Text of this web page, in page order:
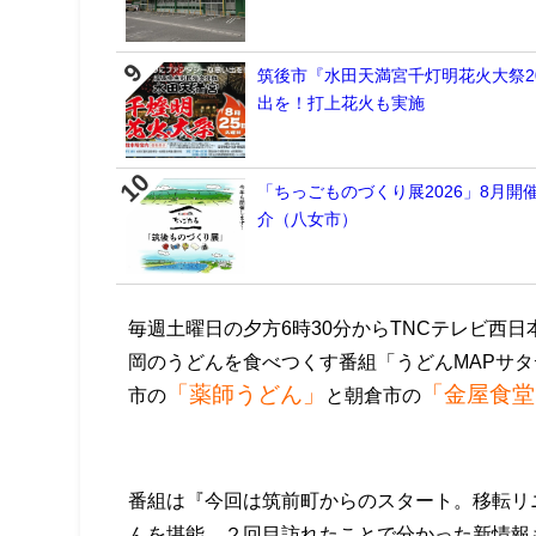
筑後市『水田天満宮千灯明花火大
出を！打上花火も実施
「ちっごものづくり展2026」8月開
介（八女市）
毎週土曜日の夕方6時30分からTNCテレビ西
岡のうどんを食べつくす番組「うどんMAPサ
市の
「薬師うどん」 と朝倉市の 「金屋食
番組は『今回は筑前町からのスタート。移転